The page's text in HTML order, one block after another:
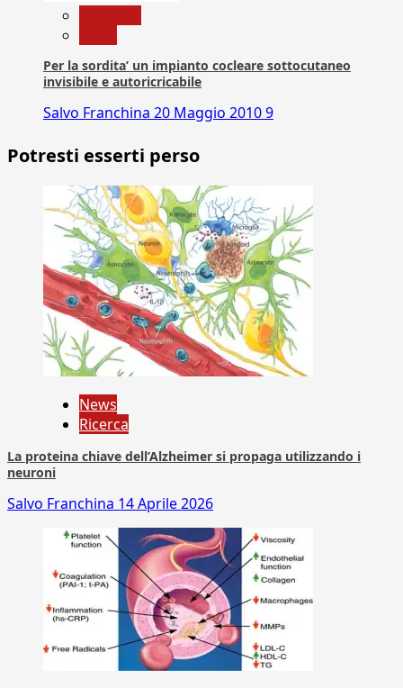
Per la sordita’ un impianto cocleare sottocutaneo
invisibile e autoricricabile
Salvo Franchina 20 Maggio 20109
Potresti esserti perso
News
Ricerca
La proteina chiave dell’Alzheimer si propaga utilizzando i
neuroni
Salvo Franchina 14 Aprile 2026